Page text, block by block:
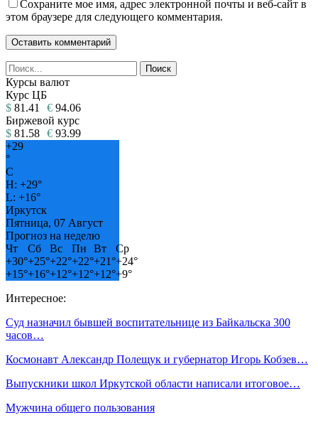
Сохраните мое имя, адрес электронной почты и веб-сайт в
этом браузере для следующего комментария.
Курсы валют
Курс ЦБ
$ 81.41 € 94.06
Биржевой курс
$ 81.58 € 93.99
+29
°
C
H: +29°
L: +16°
Иркутск
Пятница, 07 Август
Прогноз на неделю
Чт
Сб Вс Пн Вт
Ср
+30°+25°+22°+22°+21°+24°
+15°+16°+12°+12°+12°+9°
Интересное:
Суд назначил бывшей воспитательнице из Байкальска 300
часов…
Космонавт Александр Полещук и губернатор Игорь Кобзев…
Выпускники школ Иркутской области написали итоговое…
Мужчина общего пользования